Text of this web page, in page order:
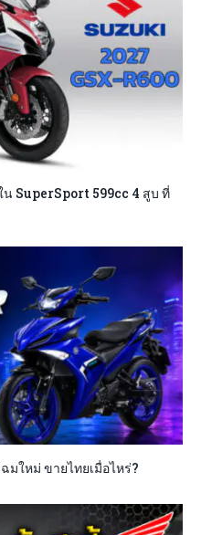
SuperSport 599cc 4 สูบ ที่
ใหม่ ขายไทยเมื่อไหร่?